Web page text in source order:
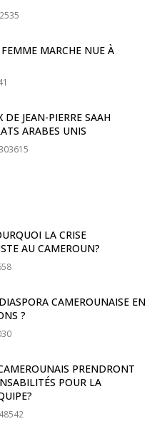
MARCHE NUE À
DE JEAN-PIERRE SAAH
ARABES UNIS
LA CRISE
AU CAMEROUN?
CAMEROUNAISE EN
?
PRENDRONT
POUR LA